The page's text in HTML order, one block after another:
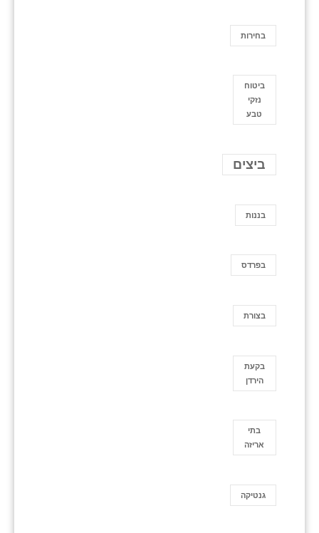
בחירות
ביטוח
נזקי
טבע
ביצים
בננות
בפרדס
בצורת
בקעת
הירדן
בתי
אריזה
גנטיקה